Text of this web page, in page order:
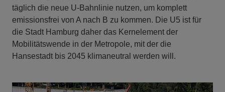
täglich die neue U-Bahnlinie nutzen, um komplett
emissionsfrei von A nach B zu kommen. Die U5 ist für
die Stadt Hamburg daher das Kernelement der
Mobilitätswende in der Metropole, mit der die
Hansestadt bis 2045 klimaneutral werden will.